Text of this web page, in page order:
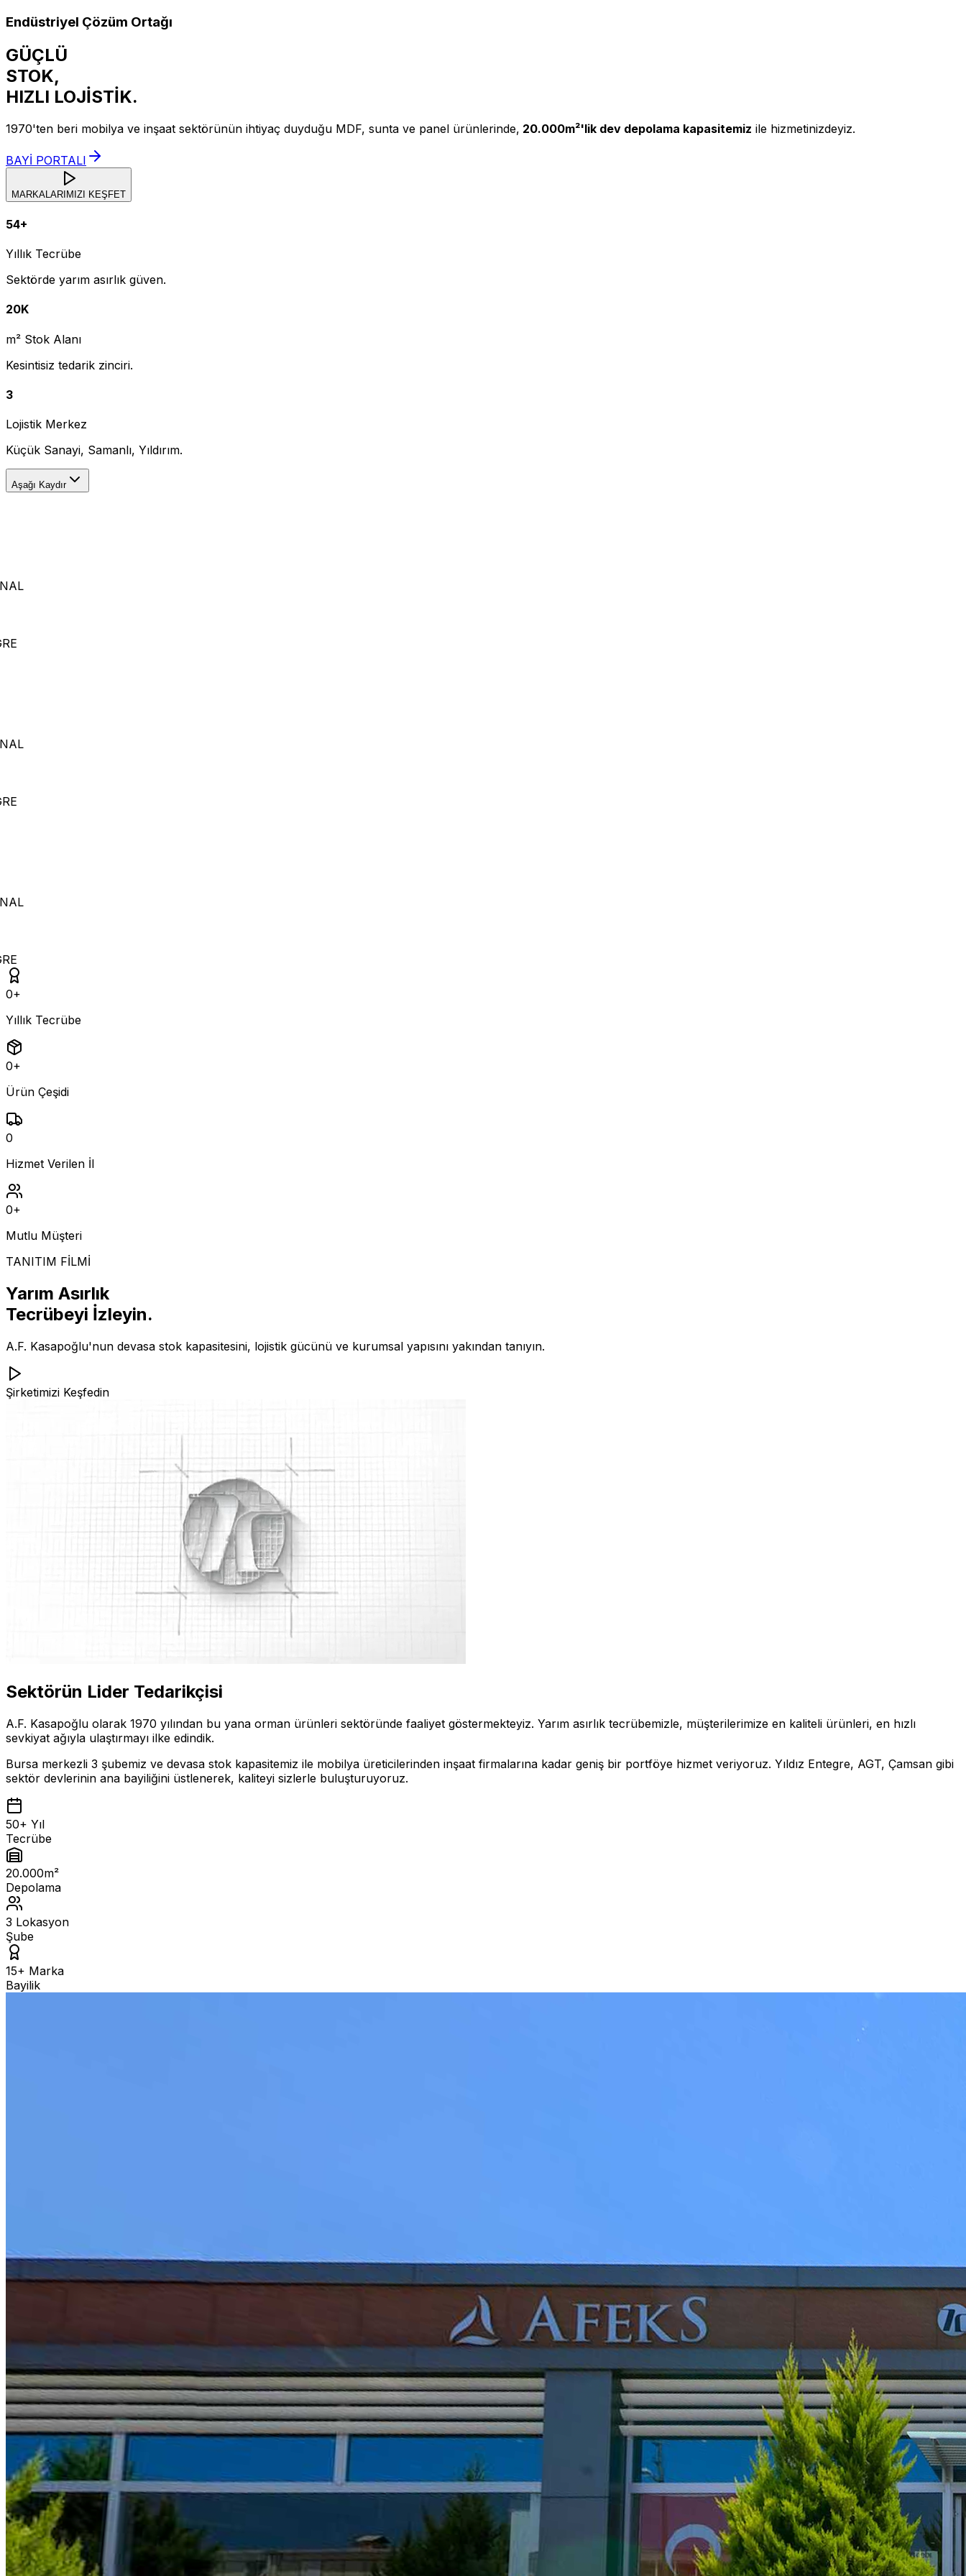
Endüstriyel Çözüm Ortağı
GÜÇLÜ
STOK,
HIZLI LOJİSTİK.
1970'ten beri mobilya ve inşaat sektörünün ihtiyaç duyduğu MDF, sunta ve panel ürünlerinde, 20.000m²'lik dev depolama kapasitemiz ile hizmetinizdeyiz.
BAYİ PORTALI
MARKALARIMIZI KEŞFET
54+
Yıllık Tecrübe
Sektörde yarım asırlık güven.
20K
m² Stok Alanı
Kesintisiz tedarik zinciri.
3
Lojistik Merkez
Küçük Sanayi, Samanlı, Yıldırım.
Aşağı Kaydır
0+
Yıllık Tecrübe
0+
Ürün Çeşidi
0
Hizmet Verilen İl
0+
Mutlu Müşteri
TANITIM FİLMİ
Yarım Asırlık
Tecrübeyi İzleyin.
A.F. Kasapoğlu'nun devasa stok kapasitesini, lojistik gücünü ve kurumsal yapısını yakından tanıyın.
Şirketimizi Keşfedin
Sektörün Lider Tedarikçisi
A.F. Kasapoğlu olarak 1970 yılından bu yana orman ürünleri sektöründe faaliyet göstermekteyiz. Yarım asırlık tecrübemizle, müşterilerimize en kaliteli ürünleri, en hızlı
sevkiyat ağıyla ulaştırmayı ilke edindik.
Bursa merkezli 3 şubemiz ve devasa stok kapasitemiz ile mobilya üreticilerinden inşaat firmalarına kadar geniş bir portföye hizmet veriyoruz. Yıldız Entegre, AGT, Çamsan gibi
sektör devlerinin ana bayiliğini üstlenerek, kaliteyi sizlerle buluşturuyoruz.
50+ Yıl
Tecrübe
20.000m²
Depolama
3 Lokasyon
Şube
15+ Marka
Bayilik